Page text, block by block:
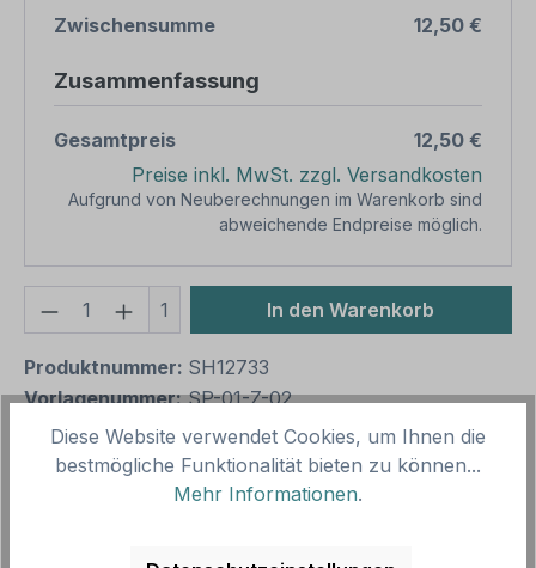
Zwischensumme
12,50 €
Zusammenfassung
Gesamtpreis
12,50 €
Preise inkl. MwSt. zzgl. Versandkosten
Aufgrund von Neuberechnungen im Warenkorb sind
abweichende Endpreise möglich.
Produkt Anzahl: Gib den
1 In den Warenkorb
Produktnummer: SH12733
Vorlagenummer: SP-01-Z-02
Beschreibung
Diese Website verwendet Cookies, um Ihnen die
bestmögliche Funktionalität bieten zu können...
Mehr Informationen.